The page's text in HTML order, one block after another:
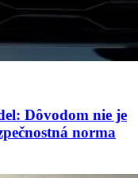
Dôvodom nie je
norma